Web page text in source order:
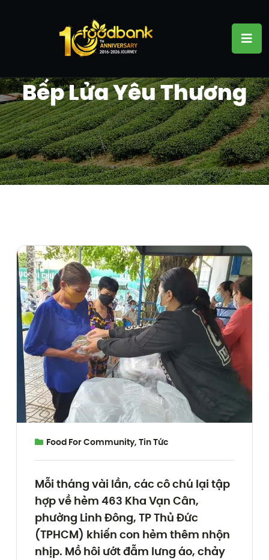
Bếp Lửa Yêu Thương
Food For Community, Tin Tức
Mỗi tháng vài lần, các cô chú lại tập
hợp về hẻm 463 Kha Vạn Cân,
phường Linh Đông, TP Thủ Đức
(TPHCM) khiến con hẻm thêm nhộn
nhịp. Mồ hôi ướt đẫm lưng áo, chảy